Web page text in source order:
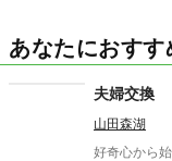
あなたにおすす
夫婦交換
山田森湖
好奇心から